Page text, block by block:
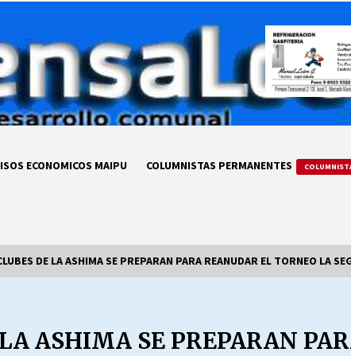
ECONOMICOS MAIPU COLUMNISTAS PERMANENTES
69 AÑOS DE HISTORIA
28/07/2026
DE LA ASHIMA SE PREPARAN PARA REANUDAR EL TORNEO LA
ASHIMA SE PREPARAN